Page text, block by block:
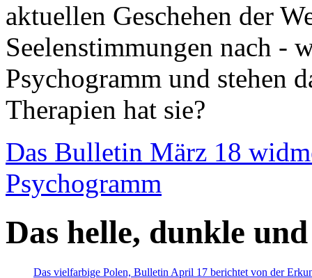
aktuellen Geschehen der
Seelenstimmungen nach -
Psychogramm und stehen
Therapien hat sie?
Das Bulletin März 18
Psychogramm
Das helle, dunkle
Das vielfarbige Polen, Bulletin April 17 berichtet von der